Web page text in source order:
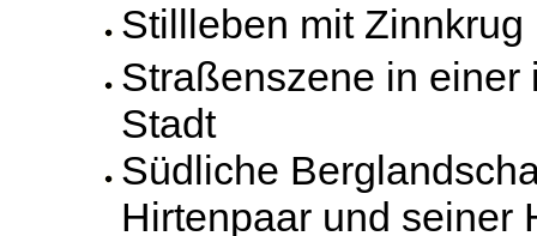
Stillleben mit
Straßenszene in einer
Stadt
Südliche
Hirtenpaar und seiner